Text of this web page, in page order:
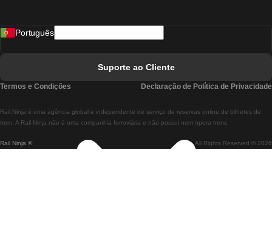
Comboios De Lisboa A Braga
Comboios De Braga A Lisboa
Rail Ninja ® All Rights Reserved © 2026
Rail.Ninja é uma agência global e independente de serviço de reservas online de bilhetes de
trem. A Rail Ninja não é uma companhia ferroviária e não possui nem opera trens.
Português
Suporte ao Cliente
Termos e Condições Declaração de Política de Privacidade